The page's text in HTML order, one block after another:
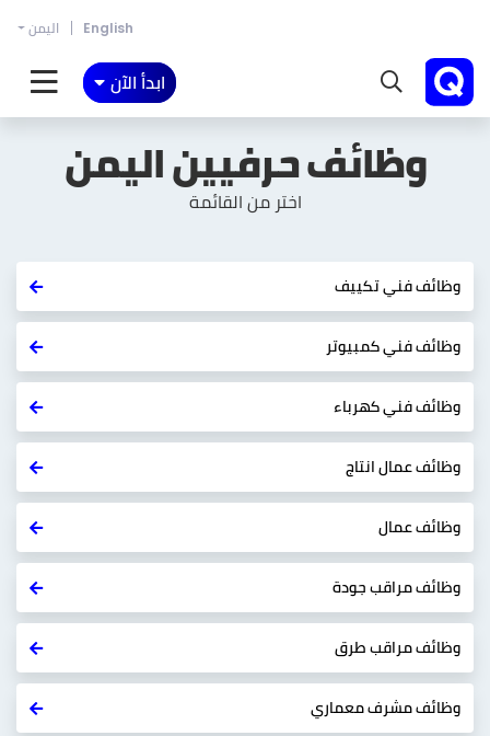
English اليمن
ابدأ الآن
وظائف حرفييناليمن
اختر من القائمة
وظائف فني تكييف
وظائف فني كمبيوتر
وظائف فني كهرباء
وظائف عمال انتاج
وظائف عمال
وظائف مراقب جودة
وظائف مراقب طرق
وظائف مشرف معماري